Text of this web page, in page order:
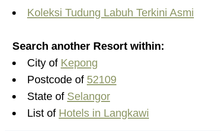
Koleksi Tudung Labuh Terkini Asmi
Search another Resort within:
City of Kepong
Postcode of 52109
State of Selangor
List of Hotels in Langkawi